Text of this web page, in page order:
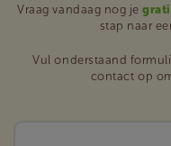
Vraag vandaag nog je
stap naar
Vul onderstaand
contact op